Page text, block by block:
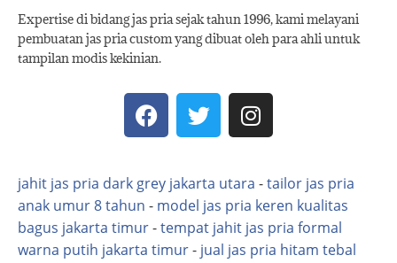
Expertise di bidang jas pria sejak tahun 1996, kami melayani
pembuatan jas pria custom yang dibuat oleh para ahli untuk
tampilan modis kekinian.
jahit jas pria dark grey jakarta utara -tailor jas pria
anak umur 8 tahun - model jas pria keren kualitas
bagus jakarta timur-tempat jahit jas pria formal
warna putih jakarta timur- jual jas pria hitam tebal